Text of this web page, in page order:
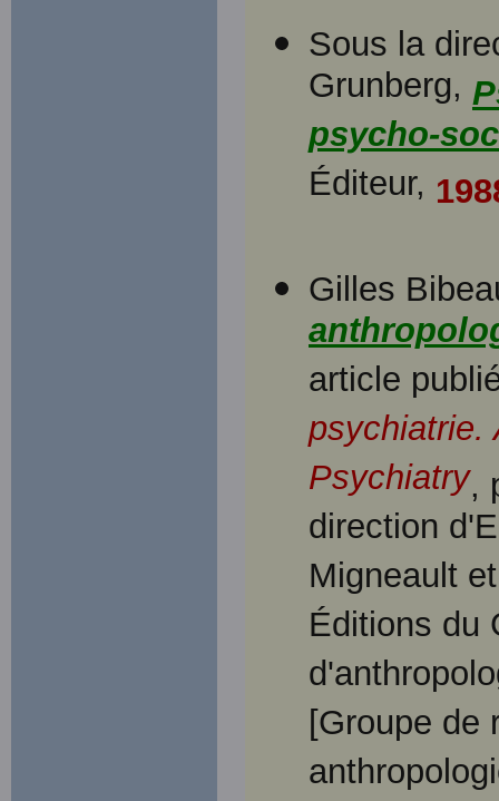
Sous la
Grunberg,
psycho-
Éditeur,
Gilles
article
psychiatrie.
Psychiatry,
direction
Migneault
Éditions du
[Groupe de